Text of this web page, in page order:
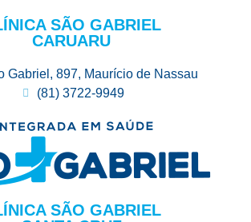
SÃO GABRIEL
CARUARU
Gabriel, 897, Maurício de Nassau
(81) 3722-9949
SÃO GABRIEL